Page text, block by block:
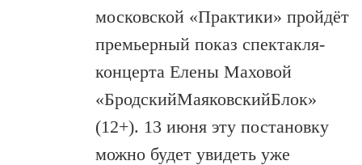
московской «Практики» пройдёт
премьерный показ спектакля-
концерта Елены Маховой
«БродскийМаяковскийБлок»
(12+). 13 июня эту постановку
можно будет увидеть уже